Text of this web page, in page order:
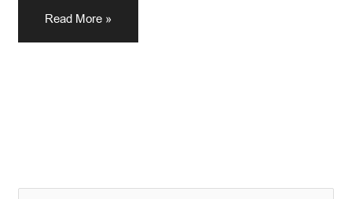
Read More »